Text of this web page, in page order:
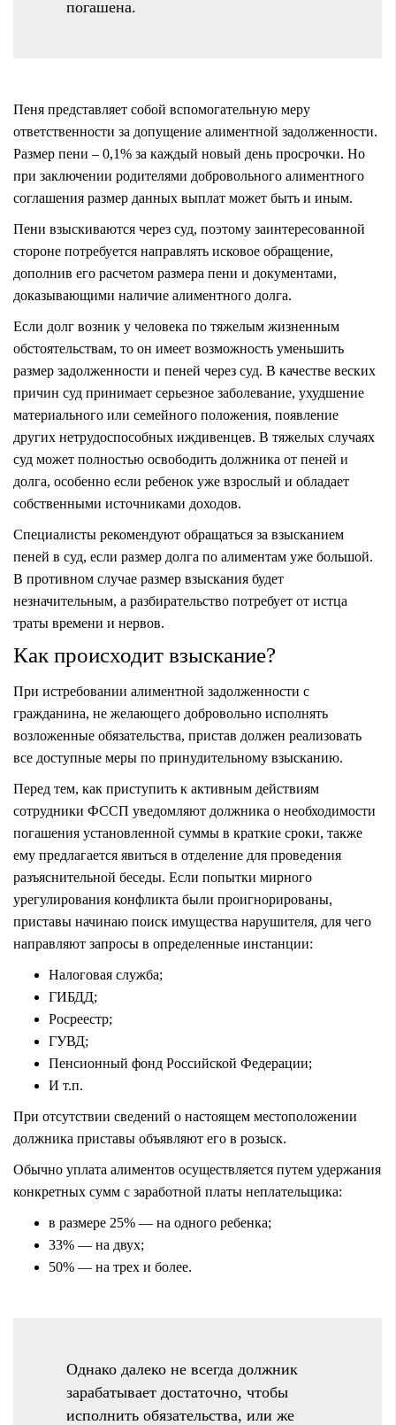
погашена.
Пеня представляет собой вспомогательную меру
ответственности за допущение алиментной задолженности.
Размер пени – 0,1% за каждый новый день просрочки. Но
при заключении родителями добровольного алиментного
соглашения размер данных выплат может быть и иным.
Пени взыскиваются через суд, поэтому заинтересованной
стороне потребуется направлять исковое обращение,
дополнив его расчетом размера пени и документами,
доказывающими наличие алиментного долга.
Если долг возник у человека по тяжелым жизненным
обстоятельствам, то он имеет возможность уменьшить
размер задолженности и пеней через суд. В качестве веских
причин суд принимает серьезное заболевание, ухудшение
материального или семейного положения, появление
других нетрудоспособных иждивенцев. В тяжелых случаях
суд может полностью освободить должника от пеней и
долга, особенно если ребенок уже взрослый и обладает
собственными источниками доходов.
Специалисты рекомендуют обращаться за взысканием
пеней в суд, если размер долга по алиментам уже большой.
В противном случае размер взыскания будет
незначительным, а разбирательство потребует от истца
траты времени и нервов.
Как происходит взыскание?
При истребовании алиментной задолженности с
гражданина, не желающего добровольно исполнять
возложенные обязательства, пристав должен реализовать
все доступные меры по принудительному взысканию.
Перед тем, как приступить к активным действиям
сотрудники ФССП уведомляют должника о необходимости
погашения установленной суммы в краткие сроки, также
ему предлагается явиться в отделение для проведения
разъяснительной беседы. Если попытки мирного
урегулирования конфликта были проигнорированы,
приставы начинаю поиск имущества нарушителя, для чего
направляют запросы в определенные инстанции:
Налоговая служба;
ГИБДД;
Росреестр;
ГУВД;
Пенсионный фонд Российской Федерации;
И т.п.
При отсутствии сведений о настоящем местоположении
должника приставы объявляют его в розыск.
Обычно уплата алиментов осуществляется путем удержания
конкретных сумм с заработной платы неплательщика:
в размере 25% — на одного ребенка;
33% — на двух;
50% — на трех и более.
Однако далеко не всегда должник
зарабатывает достаточно, чтобы
исполнить обязательства, или же